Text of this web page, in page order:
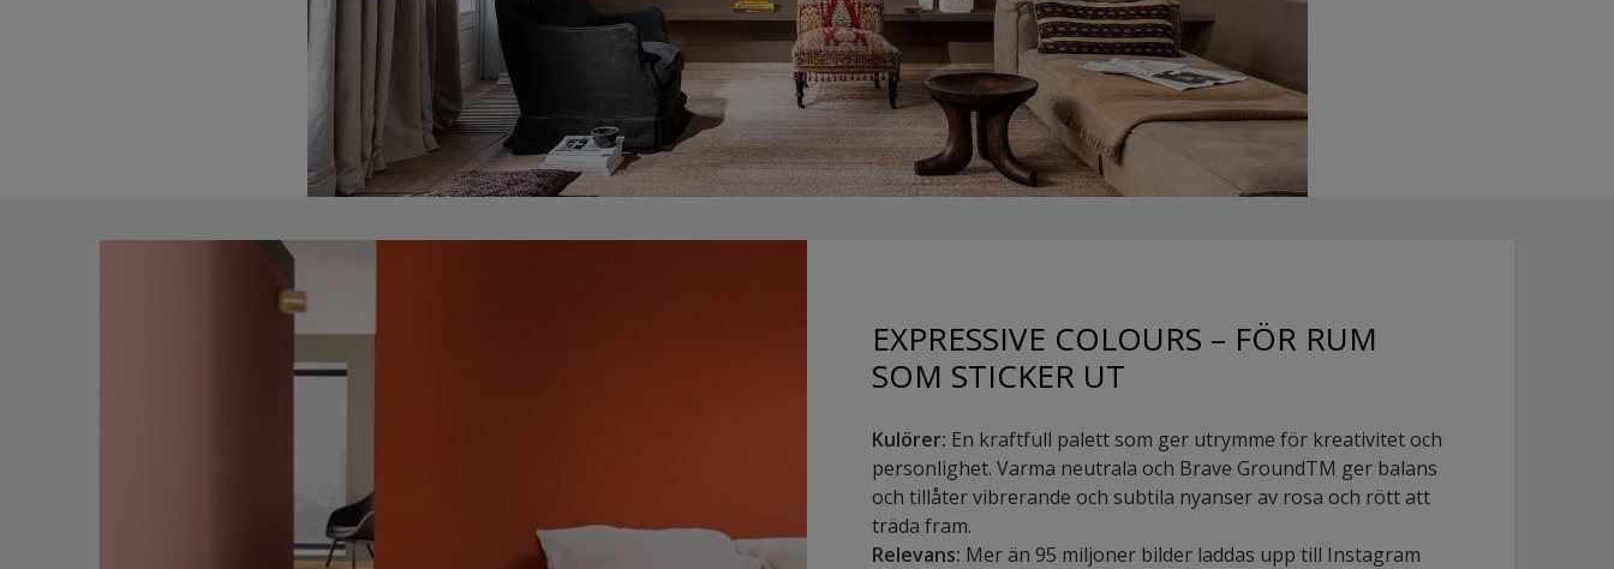
EXPRESSIVE COLOURS – FÖR RUM
SOM STICKER UT
Kulörer: En kraftfull palett som ger utrymme för kreativitet och
personlighet. Varma neutrala och Brave GroundTM ger balans
och tillåter vibrerande och subtila nyanser av rosa och rött att
träda fram.
Relevans: Mer än 95 miljoner bilder laddas upp till Instagram